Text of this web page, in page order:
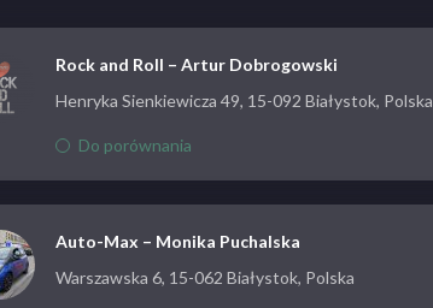
Rock and Roll – Artur Dobrogowski
Henryka Sienkiewicza 49, 15-092 Białystok, Polska
Do porównania
Auto-Max – Monika Puchalska
Warszawska 6, 15-062 Białystok, Polska